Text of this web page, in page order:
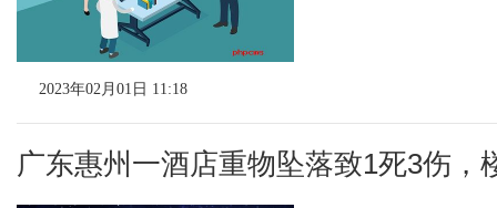
2023年02月01日 11:18
广东惠州一酒店重物坠落致1死3伤，